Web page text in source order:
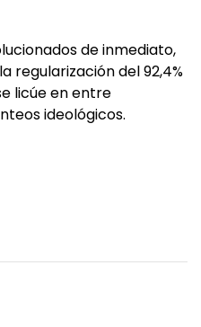
de inmediato,
regularización del 92,4%
licúe en entre
ideológicos.